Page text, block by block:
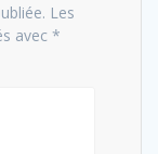
Les
avec *